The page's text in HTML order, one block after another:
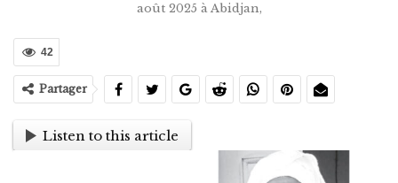
août 2025 à Abidjan,
42
Partager
Listen to this article